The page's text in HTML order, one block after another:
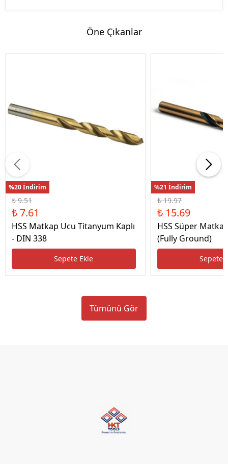
Öne Çıkanlar
%20 İndirim
₺ 9.51
₺ 7.61
HSS Matkap Ucu Titanyum Kaplı
- DIN 338
Sepete Ekle
%21 İndirim
₺ 19.97
₺ 15.69
HSS Süper
(Fully Ground)
Sepete
Tümünü Gör